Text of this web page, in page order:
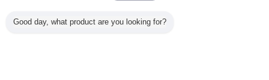
Good day, what product are you looking for?